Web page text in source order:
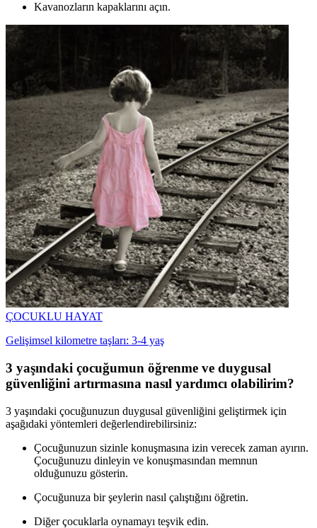
Kavanozların kapaklarını açın.
ÇOCUKLU HAYAT
Gelişimsel kilometre taşları: 3-4 yaş
3 yaşındaki çocuğumun öğrenme ve duygusal
güvenliğini artırmasına nasıl yardımcı olabilirim?
3 yaşındaki çocuğunuzun duygusal güvenliğini geliştirmek için
aşağıdaki yöntemleri değerlendirebilirsiniz:
Çocuğunuzun sizinle konuşmasına izin verecek zaman ayırın.
Çocuğunuzu dinleyin ve konuşmasından memnun
olduğunuzu gösterin.
Çocuğunuza bir şeylerin nasıl çalıştığını öğretin.
Diğer çocuklarla oynamayı teşvik edin.